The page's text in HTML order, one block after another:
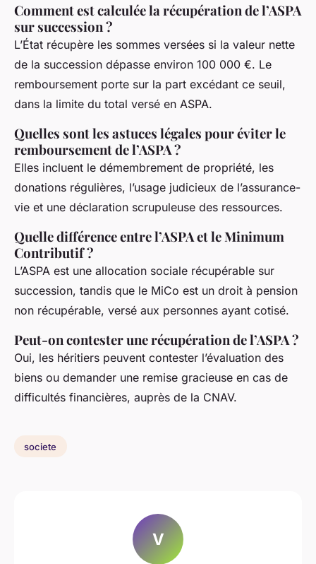
Comment est calculée la récupération de l’ASPA
sur succession ?
L’État récupère les sommes versées si la valeur nette
de la succession dépasse environ 100 000 €. Le
remboursement porte sur la part excédant ce seuil,
dans la limite du total versé en ASPA.
Quelles sont les astuces légales pour éviter le
remboursement de l’ASPA ?
Elles incluent le démembrement de propriété, les
donations régulières, l’usage judicieux de l’assurance-
vie et une déclaration scrupuleuse des ressources.
Quelle différence entre l’ASPA et le Minimum
Contributif ?
L’ASPA est une allocation sociale récupérable sur
succession, tandis que le MiCo est un droit à pension
non récupérable, versé aux personnes ayant cotisé.
Peut-on contester une récupération de l’ASPA ?
Oui, les héritiers peuvent contester l’évaluation des
biens ou demander une remise gracieuse en cas de
difficultés financières, auprès de la CNAV.
societe
V